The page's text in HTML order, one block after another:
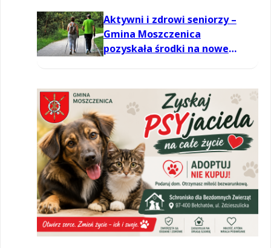
Aktywni i zdrowi seniorzy –
Gmina Moszczenica
pozyskała środki na nowe